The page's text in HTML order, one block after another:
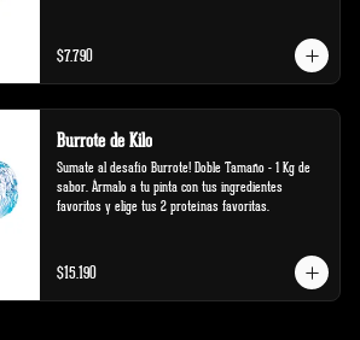
$7.790
Burrote de Kilo
Sumate al desafío Burrote! Doble Tamaño - 1 Kg de
sabor. Ármalo a tu pinta con tus ingredientes
favoritos y elige tus 2 proteínas favoritas.
$15.190